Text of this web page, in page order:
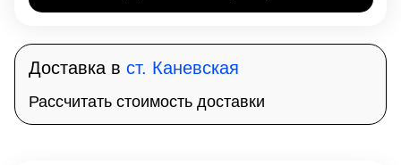
Доставка в ст. Каневская
Рассчитать стоимость доставки